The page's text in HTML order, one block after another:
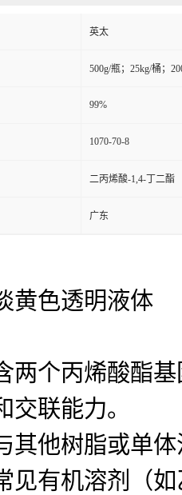
英太
500g/瓶；25kg/桶；
99%
1070-70-8
二丙烯酸-1,4-丁二酯
广东
黄色透明液体
两个丙烯酸酯
交联能力。
其他树脂或单
见有机溶剂（